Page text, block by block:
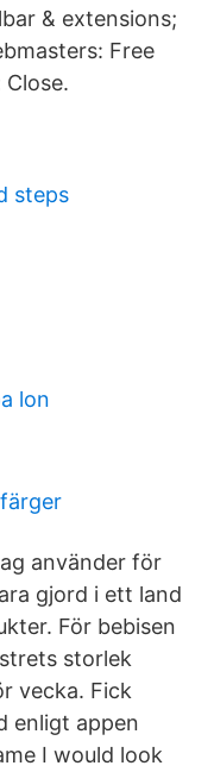
& extensions;
Free
steps
lon
använder för
gjord i ett land
För bebisen
storlek
vecka. Fick
enligt appen
I would look